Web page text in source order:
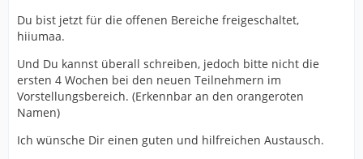
Du bist jetzt für die offenen Bereiche freigeschaltet,
hiiumaa.
Und Du kannst überall schreiben, jedoch bitte nicht die
ersten 4 Wochen bei den neuen Teilnehmern im
Vorstellungsbereich. (Erkennbar an den orangeroten
Namen)
Ich wünsche Dir einen guten und hilfreichen Austausch.